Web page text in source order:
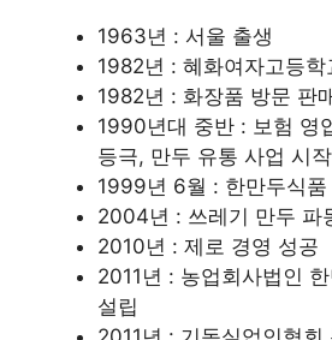
1963년 : 서울 출생
1982년 : 혜화여자고등학
1982년 : 화장품 방문 판
1990년대 중반 : 보험 영
등극, 만두 유통 사업 시
1999년 6월 : 한만두식품
2004년 : 쓰레기 만두 파
2010년 : 제로 경영 성공
2011년 : 농업회사법인
설립